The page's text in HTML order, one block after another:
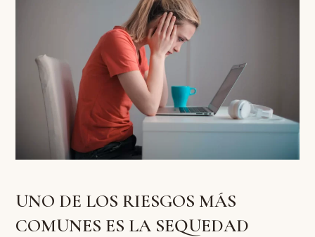
UNO DE LOS RIESGOS MÁS
COMUNES ES LA SEQUEDAD